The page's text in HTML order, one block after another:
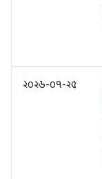
২০২৬-০৭-২৫